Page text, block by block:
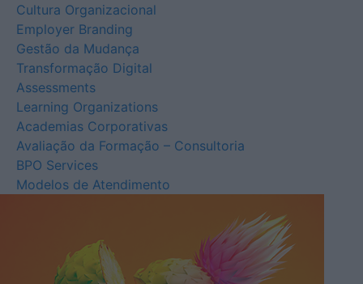
Cultura Organizacional
Employer Branding
Gestão da Mudança
Transformação Digital
Assessments
Learning Organizations
Academias Corporativas
Avaliação da Formação – Consultoria
BPO Services
Modelos de Atendimento